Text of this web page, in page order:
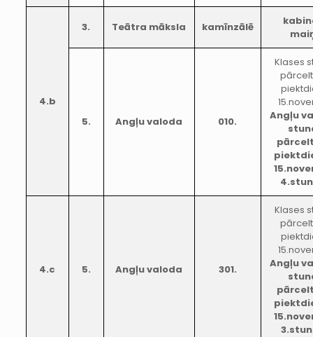
4.b
3. Teātra māksla kamīnzālē
5. Angļu valoda 010.
Klases
Angļu
4.c 5. Angļu valoda 301.
Klases
Angļu